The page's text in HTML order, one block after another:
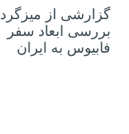
گزارشی از میزگرد
بررسی ابعاد سفر
فابیوس به ایران